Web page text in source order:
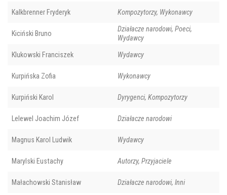
Kalkbrenner Fryderyk Kompozytorzy, Wykonawcy
Kiciński Bruno
Działacze narodowi, Poeci,
Wydawcy
Klukowski Franciszek Wydawcy
Kurpińska Zofia Wykonawcy
Kurpiński Karol Dyrygenci, Kompozytorzy
Lelewel Joachim Józef Działacze narodowi
Magnus Karol Ludwik Wydawcy
Marylski Eustachy Autorzy, Przyjaciele
Małachowski Stanisław Działacze narodowi, Inni